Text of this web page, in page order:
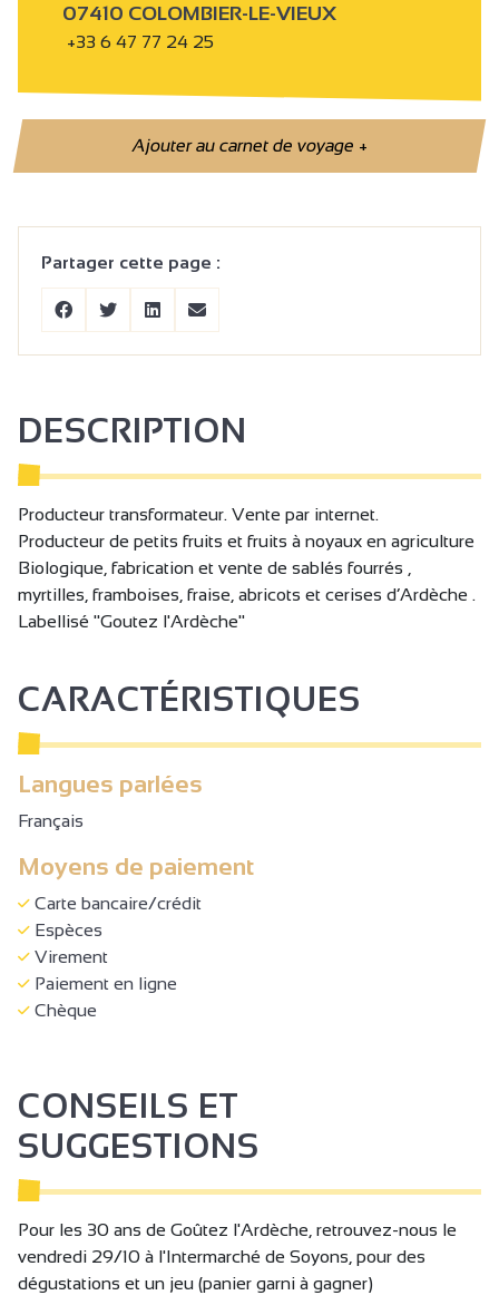
07410 COLOMBIER-LE-VIEUX
+33 6 47 77 24 25
Ajouter au carnet de voyage+
Partager cette page :
DESCRIPTION
Producteur transformateur. Vente par internet.
Producteur de petits fruits et fruits à noyaux en agriculture
Biologique, fabrication et vente de sablés fourrés ,
myrtilles, framboises, fraise, abricots et cerises d’Ardèche .
Labellisé "Goutez l'Ardèche"
CARACTÉRISTIQUES
Langues parlées
Français
Moyens de paiement
Carte bancaire/crédit
Espèces
Virement
Paiement en ligne
Chèque
CONSEILS ET
SUGGESTIONS
Pour les 30 ans de Goûtez l'Ardèche, retrouvez-nous le
vendredi 29/10 à l'Intermarché de Soyons, pour des
dégustations et un jeu (panier garni à gagner)